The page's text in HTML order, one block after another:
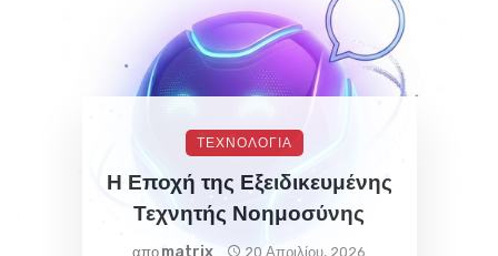
ΤΕΧΝΟΛΟΓΙΑ
Η Εποχή της Εξειδικευμένης
Τεχνητής Νοημοσύνης
απο Matrix 20 Απριλίου, 2026